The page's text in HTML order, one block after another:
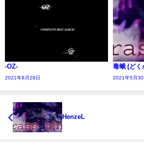
-OZ-
2021年8月28日
毒蛾 (どく
2021年5月30
HenzeL